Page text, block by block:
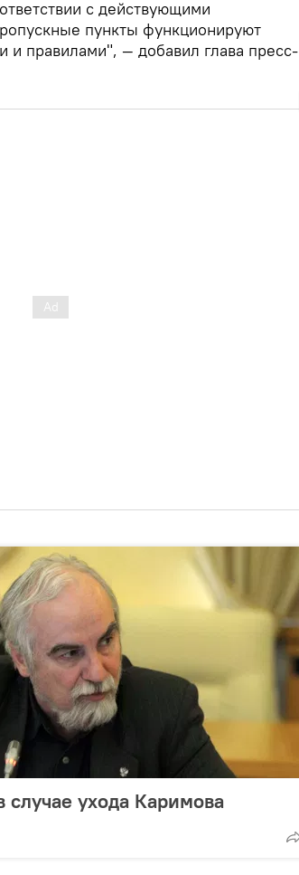
с действующими
пункты функционируют
и правилами", — добавил глава пресс-
случае ухода Каримова